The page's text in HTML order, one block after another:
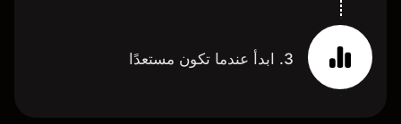
3. ابدأ عندما تكون مستعدًا